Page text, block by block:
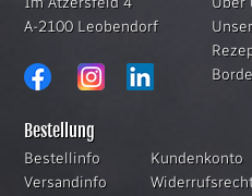
A-2100 Leobendorf
Bestellung
Bestellinfo
Versandinfo
Kundenkonto